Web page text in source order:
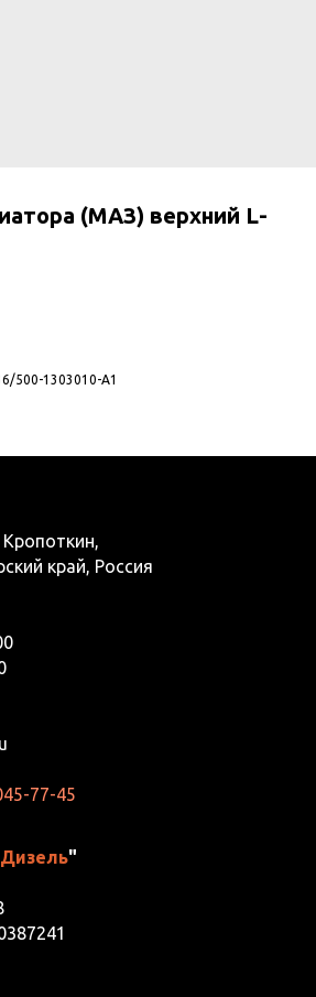
(МАЗ) верхний L-
500-1303010-А1
край, Россия
77-45
Дизель"